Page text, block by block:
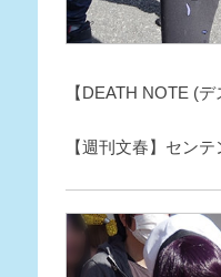
【DEATH NOTE (
【週刊文春】セン